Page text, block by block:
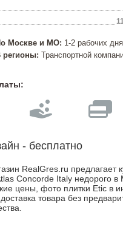
Москве и МО: 1-2 рабочих дня
регионы: Транспортной
- бесплатно
RealGres.ru предлагает
Concorde Italy недорого
цены, фото плитки Etic в
товара без